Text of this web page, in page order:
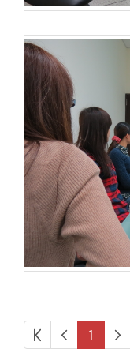
第一頁上一頁
1